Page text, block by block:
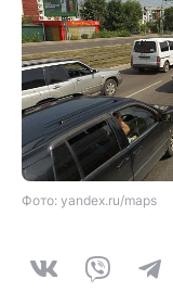
Фото: yandex.ru/maps